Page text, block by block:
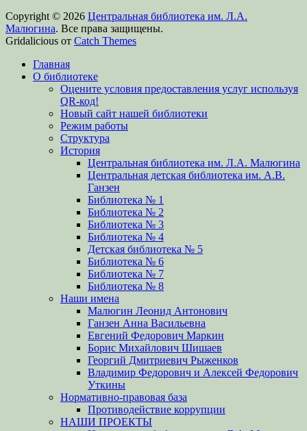
Copyright © 2026 Центральная библиотека им. Л.А.
Малюгина. Все права защищены.
Gridalicious от Catch Themes
вверх
Главная
О библиотеке
Оцените условия предоставления услуг используя
QR-код!
Новый сайт нашей библиотеки
Режим работы
Структура
История
Центральная библиотека им. Л.А. Малюгина
Центральная детская библиотека им. А.В.
Ганзен
Библиотека № 1
Библиотека № 2
Библиотека № 3
Библиотека № 4
Детская библиотека № 5
Библиотека № 6
Библиотека № 7
Библиотека № 8
Наши имена
Малюгин Леонид Антонович
Ганзен Анна Васильевна
Евгений Федорович Маркин
Борис Михайлович Шишаев
Георгий Дмитриевич Рыженков
Владимир Федорович и Алексей Федорович
Уткины
Нормативно-правовая база
Противодействие коррупции
НАШИ ПРОЕКТЫ